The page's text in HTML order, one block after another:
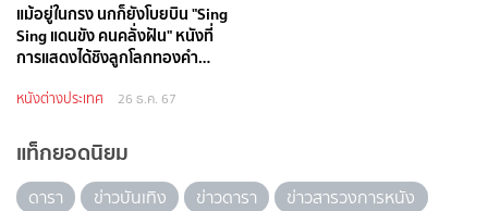
แม้อยู่ในกรง นกก็ยังโบยบิน "Sing
Sing แดนขัง คนคลั่งฝัน" หนังที่
การแสดงได้ชิงลูกโลกทองคำ
หนังต่างประเทศ 26 ธ.ค. 67
แท็กยอดนิยม
ดารา ข่าวบันเทิง ข่าวดารา
ข่าวสารวงการหนัง